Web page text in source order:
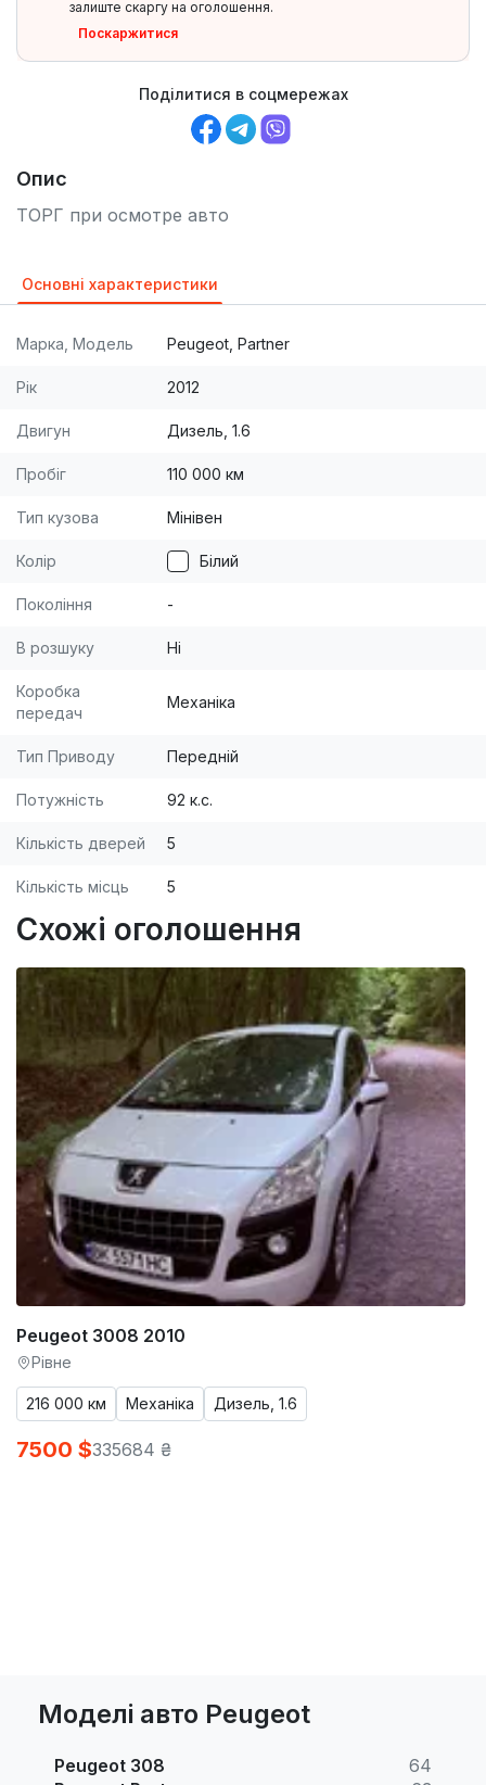
залиште скаргу на оголошення.
Поскаржитися
Поділитися в соцмережах
Опис
ТОРГ при осмотре авто
Основні характеристики
Марка, Модель Peugeot, Partner
Рік 2012
Двигун Дизель, 1.6
Пробіг 110 000 км
Тип кузова Мінівен
Колір Білий
Покоління -
В розшуку Ні
Коробка
передач
Механіка
Тип Приводу Передній
Потужність 92 к.с.
Кількість дверей 5
Кількість місць 5
Схожі оголошення
Peugeot 3008 2010
Рівне
216 000 км Механіка Дизель, 1.6
7500 $335684 ₴
Моделі авто Peugeot
Peugeot 308
64